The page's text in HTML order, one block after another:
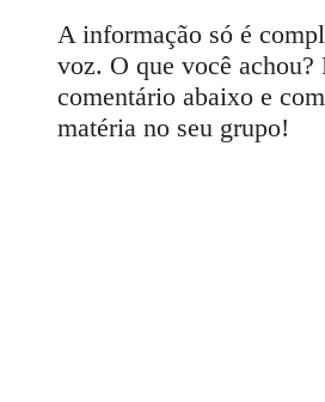
A informação só é
voz. O que você achou?
comentário abaixo e
matéria no seu grupo!